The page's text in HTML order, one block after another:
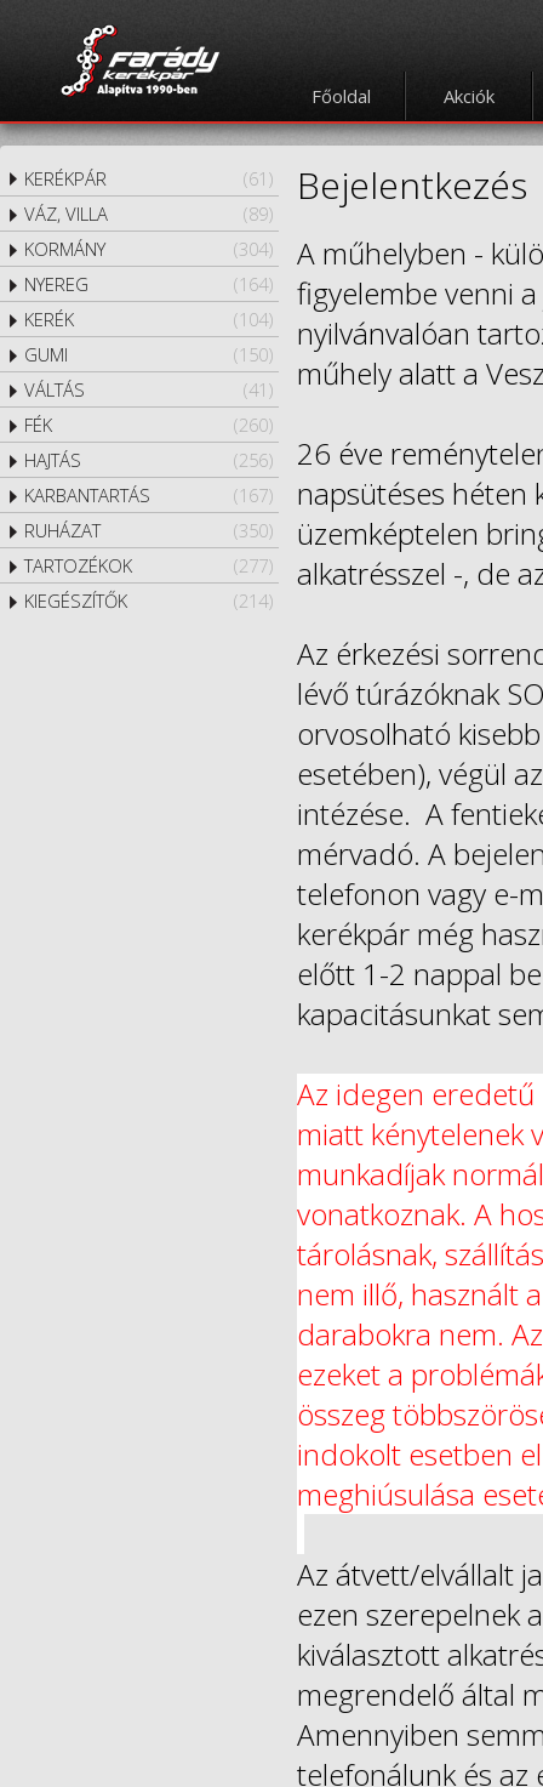
Főoldal Akciók
(61)
KERÉKPÁR
(89)
VÁZ, VILLA
(304)
KORMÁNY
(164)
NYEREG
(104)
KERÉK
(150)
GUMI
(41)
VÁLTÁS
(260)
FÉK
(256)
HAJTÁS
(167)
KARBANTARTÁS
(350)
RUHÁZAT
(277)
TARTOZÉKOK
(214)
KIEGÉSZÍTŐK
Bejelentkezés
A műhelyben -
figyelembe venni
nyilvánvalóan
műhely alatt a
26 éve
napsütéses héten
üzemképtelen
alkatrésszel -, de
Az érkezési
lévő túrázóknak
orvosolható
esetében), végül
intézése. A
mérvadó. A
telefonon vagy e-
kerékpár még
előtt 1-2 nappal
kapacitásunkat
Az idegen
miatt kénytelenek
munkadíjak
vonatkoznak. A
tárolásnak,
nem illő, használt
darabokra nem.
ezeket a
összeg
indokolt esetben
meghiúsulása
Az átvett/elvállalt
ezen szerepelnek
kiválasztott
megrendelő által
Amennyiben
telefonálunk és